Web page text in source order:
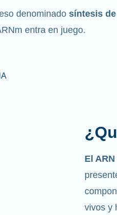
denominado síntesis de
entra en juego.